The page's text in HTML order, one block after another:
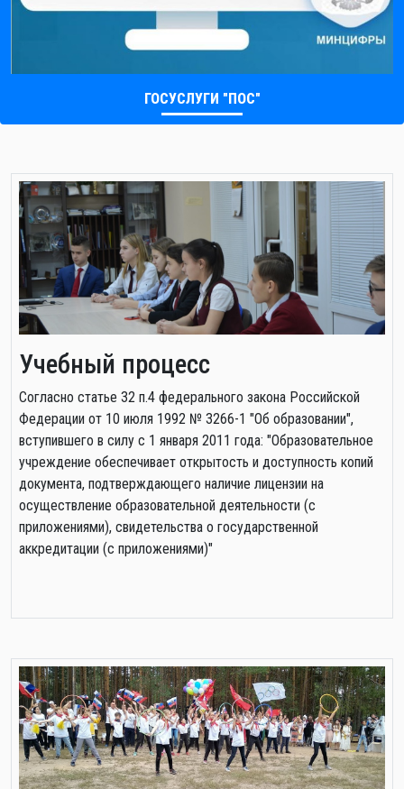
ГОСУСЛУГИ "ПОС"
Учебный процесс
Cогласно статье 32 п.4 федерального закона Российской
Федерации от 10 июля 1992 № 3266-1 "Об образовании",
вступившего в силу с 1 января 2011 года: "Образовательное
учреждение обеспечивает открытость и доступность копий
документа, подтверждающего наличие лицензии на
осуществление образовательной деятельности (с
приложениями), свидетельства о государственной
аккредитации (с приложениями)"